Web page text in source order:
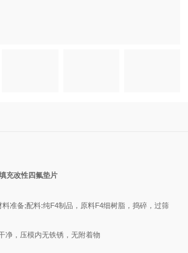
充改性四氟垫片
料准备;配料:纯F4制品，原料F4细树脂，捣碎，过筛
净，压模内无铁锈，无附着物